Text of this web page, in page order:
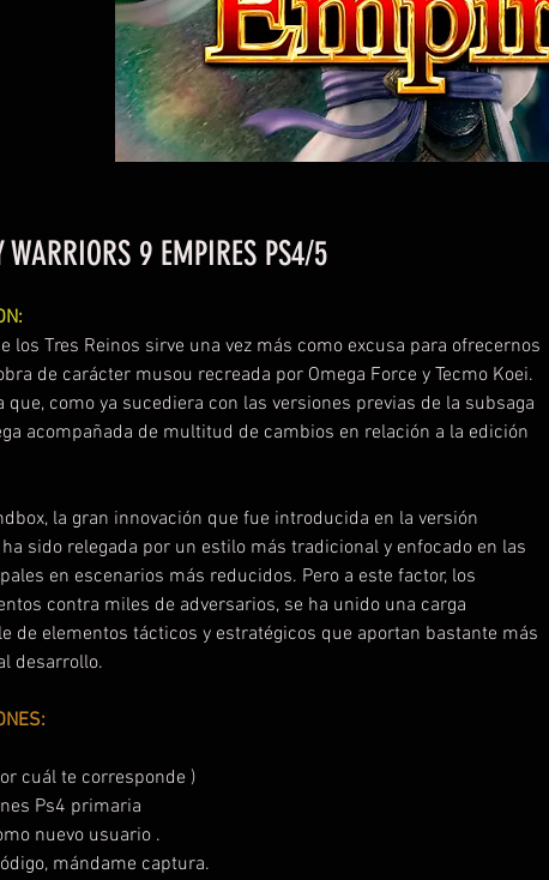
WARRIORS 9 EMPIRES PS4/5
los Tres Reinos sirve una vez más como excusa para ofrecernos
de carácter musou recreada por Omega Force y Tecmo Koei.
que, como ya sucediera con las versiones previas de la subsaga
acompañada de multitud de cambios en relación a la edición
la gran innovación que fue introducida en la versión
sido relegada por un estilo más tradicional y enfocado en las
en escenarios más reducidos. Pero a este factor, los
contra miles de adversarios, se ha unido una carga
de elementos tácticos y estratégicos que aportan bastante más
desarrollo.
cuál te corresponde )
Ps4 primaria
nuevo usuario .
mándame captura.